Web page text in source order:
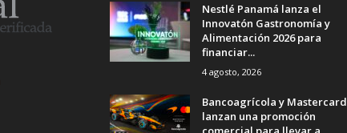
Nestlé Panamá lanza el
Innovatón Gastronomía y
Alimentación 2026 para
financiar...
4 agosto, 2026
Bancoagrícola y Mastercard
lanzan una promoción